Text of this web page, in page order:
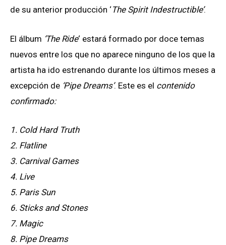
de su anterior producción ‘The Spirit Indestructible’.
El álbum ‘The Ride‘ estará formado por doce temas
nuevos entre los que no aparece ninguno de los que la
artista ha ido estrenando durante los últimos meses a
excepción de ‘Pipe Dreams’. Este es el contenido
confirmado:
1. Cold Hard Truth
2. Flatline
3. Carnival Games
4. Live
5. Paris Sun
6. Sticks and Stones
7. Magic
8. Pipe Dreams